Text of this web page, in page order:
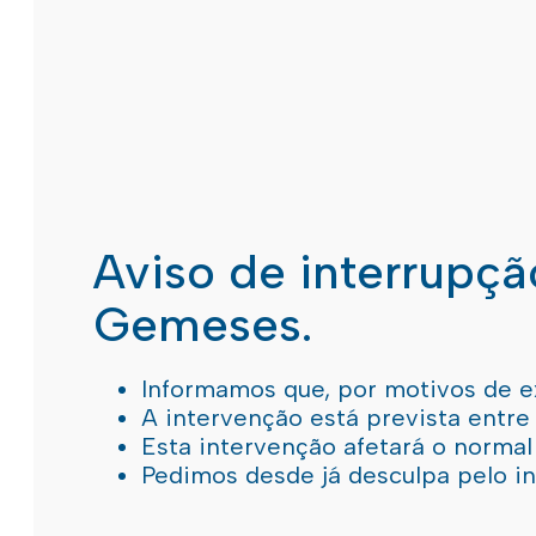
Aviso de
Gemeses.
Informamos que, por motivos de
A intervenção está prevista entre
Esta intervenção afetará o
Pedimos desde já desculpa pelo